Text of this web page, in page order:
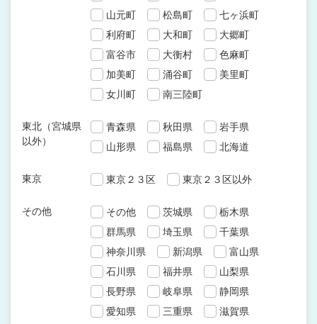
山元町
松島町
七ヶ浜町
利府町
大和町
大郷町
富谷市
大衡村
色麻町
加美町
涌谷町
美里町
女川町
南三陸町
東北（宮城県
以外）
青森県 秋田県
岩手県
山形県
福島県 北海道
東京 東京２３区 東京２３区以外
その他 その他 茨城県
栃木県
群馬県
埼玉県
千葉県
神奈川県
新潟県
富山県
石川県
福井県
山梨県
長野県
岐阜県
静岡県
愛知県
三重県
滋賀県